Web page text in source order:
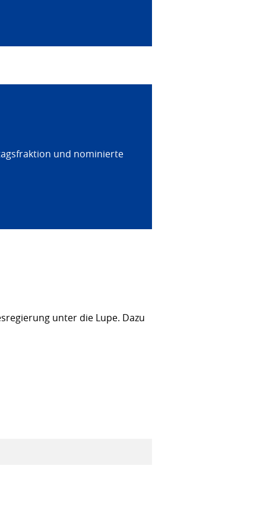
und nominierte
unter die Lupe. Dazu